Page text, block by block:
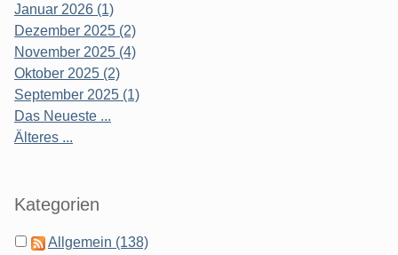
Januar 2026 (1)
Dezember 2025 (2)
November 2025 (4)
Oktober 2025 (2)
September 2025 (1)
Das Neueste ...
Älteres ...
Kategorien
Allgemein (138)